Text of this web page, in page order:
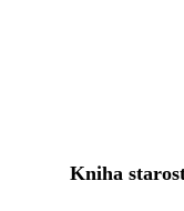
Kniha